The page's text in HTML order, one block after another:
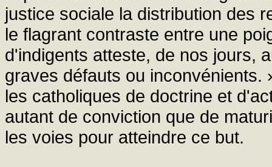
justice sociale la distribution des
le flagrant contraste entre une
d'indigents atteste, de nos jours,
graves défauts ou
les catholiques de doctrine et
autant de conviction que de
les voies pour atteindre ce but.